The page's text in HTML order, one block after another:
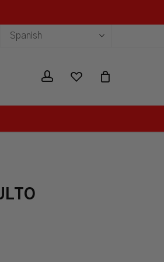
accountwishlist
Close